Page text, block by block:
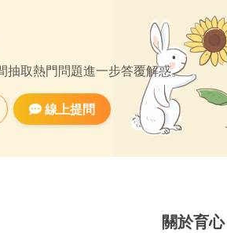
抽取熱門問題進一步答覆解惑。
線上提問
關於育心